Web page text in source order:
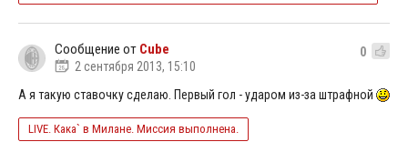
Сообщение от Cube
2 сентября 2013, 15:10
0
А я такую ставочку сделаю. Первый гол - ударом из-за штрафной
LIVE. Кака` в Милане. Миссия выполнена.